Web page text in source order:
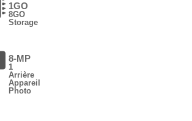
1GO
8GO
Storage
8-MP
1
Arrière
Appareil
Photo